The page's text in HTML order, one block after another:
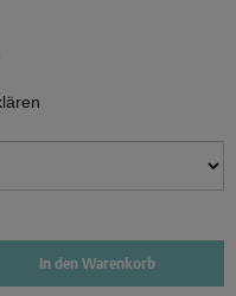
In den Warenkorb